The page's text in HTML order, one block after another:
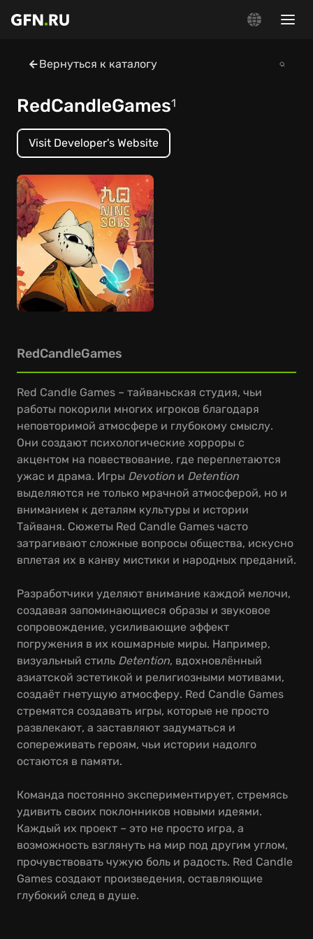
Вернуться к каталогу
RedCandleGames1
Visit Developer's Website
RedCandleGames
Red Candle Games – тайваньская студия, чьи
работы покорили многих игроков благодаря
неповторимой атмосфере и глубокому смыслу.
Они создают психологические хорроры с
акцентом на повествование, где переплетаются
ужас и драма. Игры Devotion и Detention
выделяются не только мрачной атмосферой, но и
вниманием к деталям культуры и истории
Тайваня. Сюжеты Red Candle Games часто
затрагивают сложные вопросы общества, искусно
вплетая их в канву мистики и народных преданий.
Разработчики уделяют внимание каждой мелочи,
создавая запоминающиеся образы и звуковое
сопровождение, усиливающие эффект
погружения в их кошмарные миры. Например,
визуальный стиль Detention, вдохновлённый
азиатской эстетикой и религиозными мотивами,
создаёт гнетущую атмосферу. Red Candle Games
стремятся создавать игры, которые не просто
развлекают, а заставляют задуматься и
сопереживать героям, чьи истории надолго
остаются в памяти.
Команда постоянно экспериментирует, стремясь
удивить своих поклонников новыми идеями.
Каждый их проект – это не просто игра, а
возможность взглянуть на мир под другим углом,
прочувствовать чужую боль и радость. Red Candle
Games создают произведения, оставляющие
глубокий след в душе.